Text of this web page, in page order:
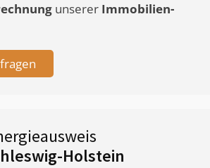
unserer Immobilien-
Holstein